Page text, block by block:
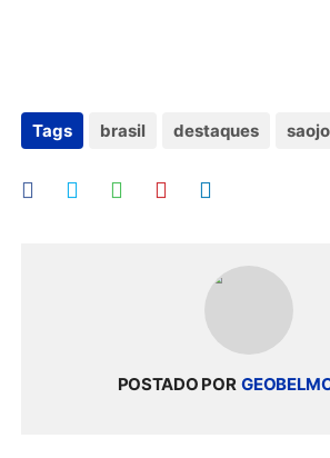
Tags brasil destaques
POSTADO POR